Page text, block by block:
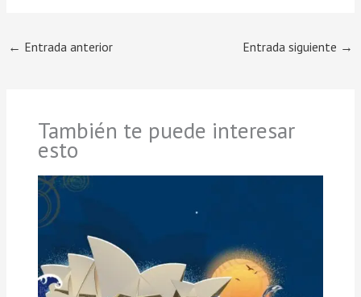
← Entrada anterior Entrada siguiente →
También te puede interesar
esto